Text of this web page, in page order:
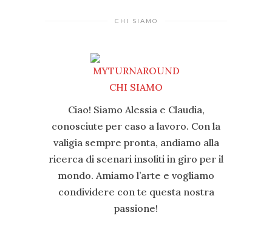
CHI SIAMO
Ciao! Siamo Alessia e Claudia,
conosciute per caso a lavoro. Con la
valigia sempre pronta, andiamo alla
ricerca di scenari insoliti in giro per il
mondo. Amiamo l’arte e vogliamo
condividere con te questa nostra
passione!